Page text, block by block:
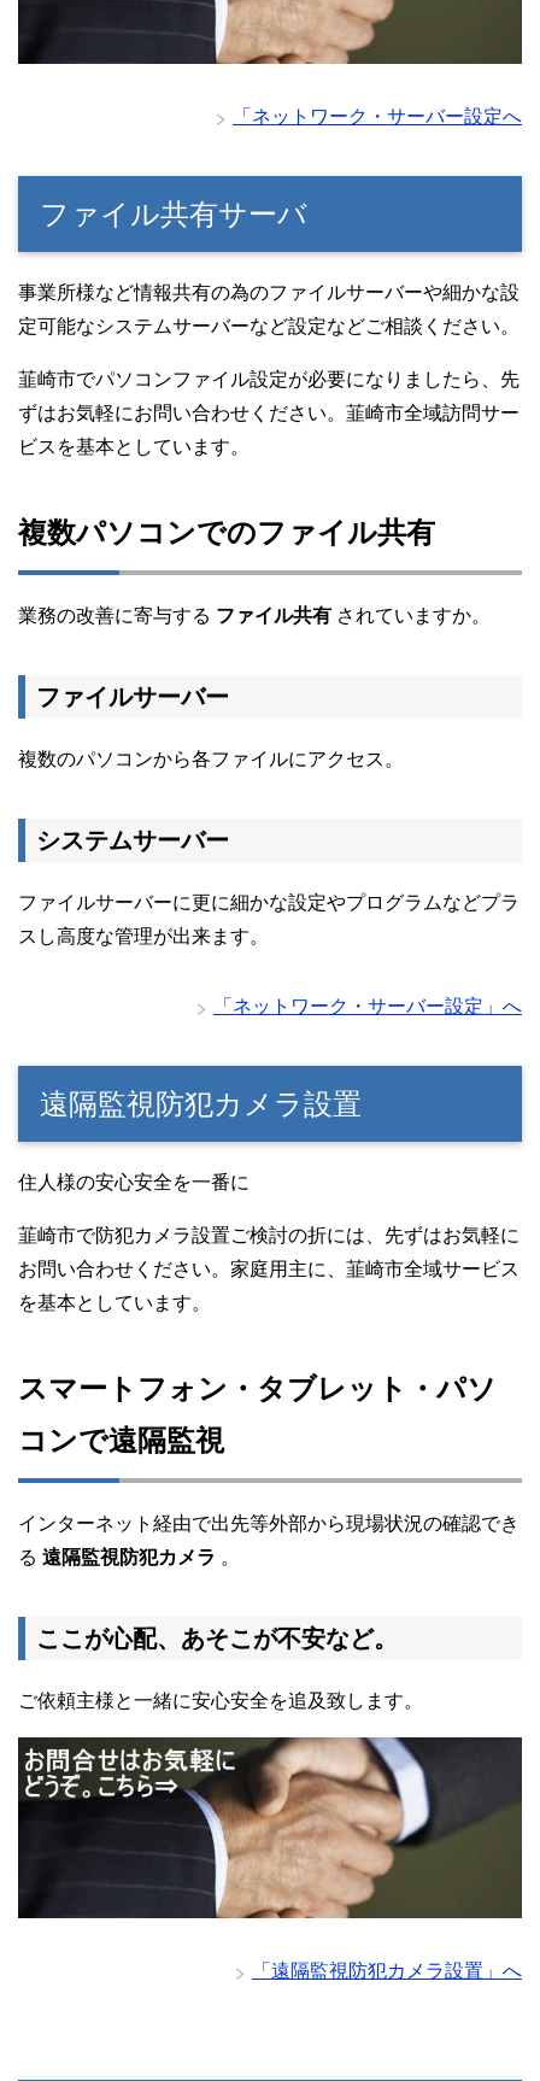
「ネットワーク・サーバー設定へ
ファイル共有サーバ
事業所様など情報共有の為のファイルサーバーや細かな設
定可能なシステムサーバーなど設定などご相談ください。
韮崎市でパソコンファイル設定が必要になりましたら、先
ずはお気軽にお問い合わせください。韮崎市全域訪問サー
ビスを基本としています。
複数パソコンでのファイル共有
業務の改善に寄与する ファイル共有 されていますか。
ファイルサーバー
複数のパソコンから各ファイルにアクセス。
システムサーバー
ファイルサーバーに更に細かな設定やプログラムなどプラ
スし高度な管理が出来ます。
「ネットワーク・サーバー設定」へ
遠隔監視防犯カメラ設置
住人様の安心安全を一番に
韮崎市で防犯カメラ設置ご検討の折には、先ずはお気軽に
お問い合わせください。家庭用主に、韮崎市全域サービス
を基本としています。
スマートフォン・タブレット・パソ
コンで遠隔監視
インターネット経由で出先等外部から現場状況の確認でき
る 遠隔監視防犯カメラ 。
ここが心配、あそこが不安など。
ご依頼主様と一緒に安心安全を追及致します。
「遠隔監視防犯カメラ設置」へ